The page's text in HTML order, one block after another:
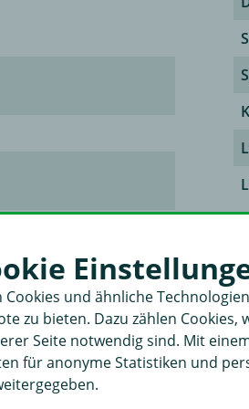
und kann somit niedriger ausfallen.
beziehen sich
stark variieren und sind daher in
Cookies und ähnliche
zu bieten. Dazu zählen
Seite notwendig sind. Mit
für anonyme Statistiken und